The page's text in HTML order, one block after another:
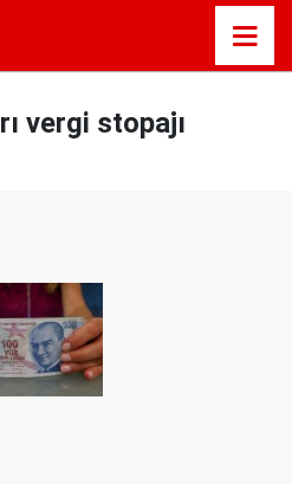
vergi stopajı